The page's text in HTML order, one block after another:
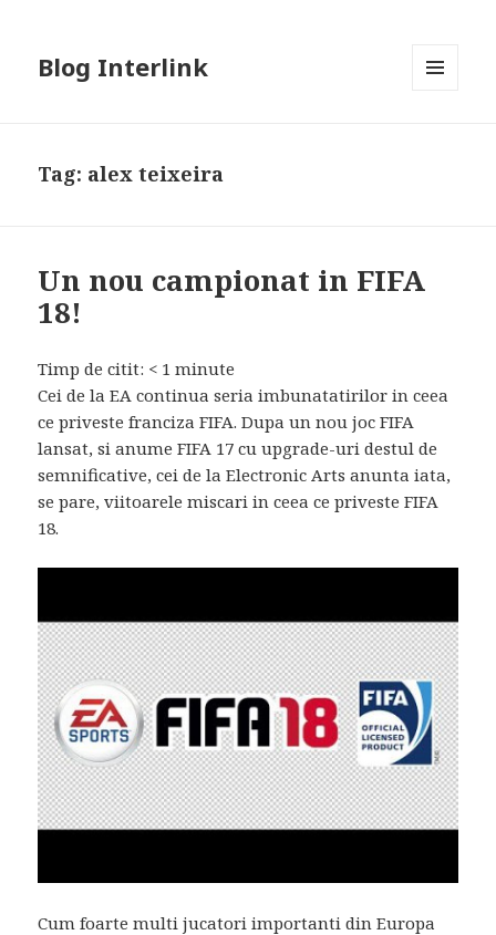
Blog Interlink
Tag: alex teixeira
Un nou campionat in FIFA
18!
Timp de citit: < 1 minute
Cei de la EA continua seria imbunatatirilor in ceea
ce priveste franciza FIFA. Dupa un nou joc FIFA
lansat, si anume FIFA 17 cu upgrade-uri destul de
semnificative, cei de la Electronic Arts anunta iata,
se pare, viitoarele miscari in ceea ce priveste FIFA
18.
Cum foarte multi jucatori importanti din Europa